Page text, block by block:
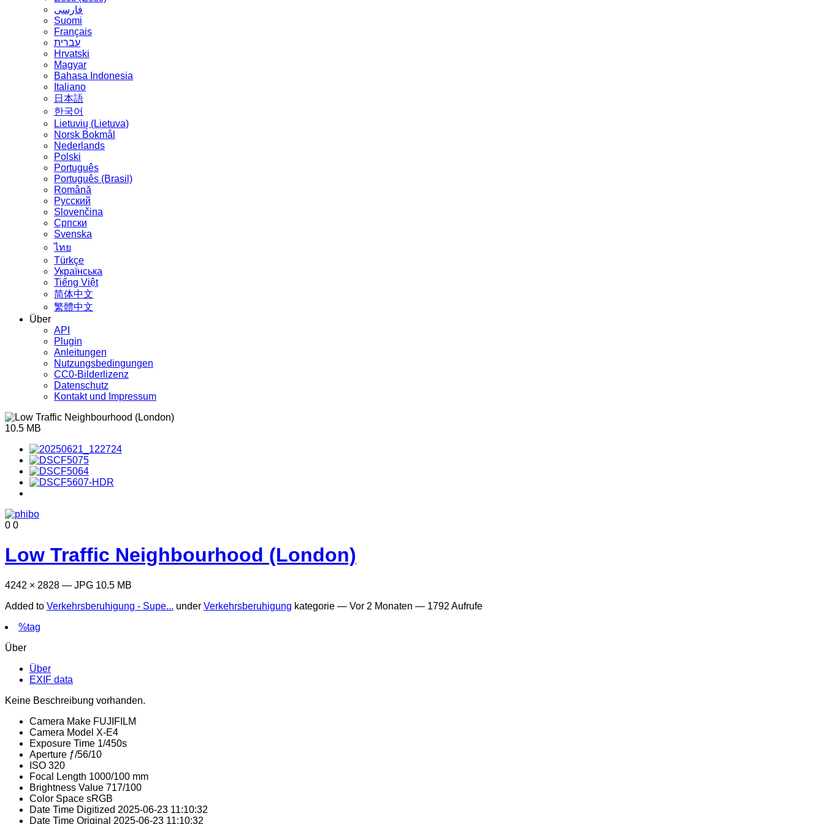
فارسی
Suomi
Français
עברית
Hrvatski
Magyar
Bahasa Indonesia
Italiano
日本語
한국어
Lietuvių (Lietuva)
‪Norsk Bokmål‬
Nederlands
Polski
Português
Português (Brasil)
Română
Русский
Slovenčina
Српски
Svenska
ไทย
Türkçe
Українська
Tiếng Việt
简体中文
繁體中文
Über
API
Plugin
Anleitungen
Nutzungsbedingungen
CC0-Bilderlizenz
Datenschutz
Kontakt und Impressum
10.5 MB
0 0
Low Traffic Neighbourhood (London)
4242 × 2828 — JPG 10.5 MB
Added to Verkehrsberuhigung - Supe... under Verkehrsberuhigung kategorie — Vor 2 Monaten — 1792 Aufrufe
%tag
Über
Über
EXIF data
Keine Beschreibung vorhanden.
Camera Make FUJIFILM
Camera Model X-E4
Exposure Time 1/450s
Aperture ƒ/56/10
ISO 320
Focal Length 1000/100 mm
Brightness Value 717/100
Color Space sRGB
Date Time Digitized 2025-06-23 11:10:32
Date Time Original 2025-06-23 11:10:32